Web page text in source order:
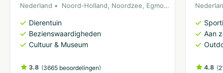
Nederland Noord-Holland, Noordzee, Egmond aan Zee
Dierentuin
Bezienswaardigheden
Cultuur & Museum
3.8 (3665 beoordelingen)
Aan
4.8 (